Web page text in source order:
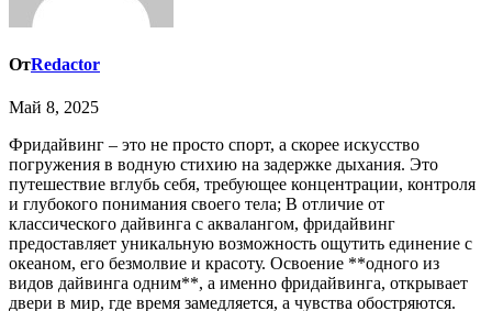
ОтRedactor
Май 8, 2025
Фридайвинг – это не просто спорт, а скорее искусство
погружения в водную стихию на задержке дыхания. Это
путешествие вглубь себя, требующее концентрации, контроля
и глубокого понимания своего тела; В отличие от
классического дайвинга с аквалангом, фридайвинг
предоставляет уникальную возможность ощутить единение с
океаном, его безмолвие и красоту. Освоение **одного из
видов дайвинга одним**, а именно фридайвинга, открывает
двери в мир, где время замедляется, а чувства обостряются.